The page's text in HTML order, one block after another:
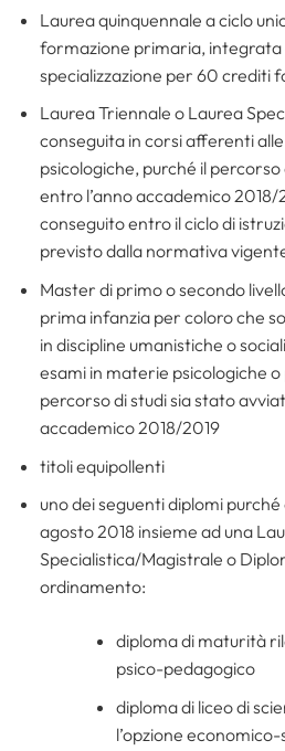
Laurea quinquennale a ciclo
formazione primaria, integrata
specializzazione per 60 crediti
Laurea Triennale o Laurea
conseguita in corsi afferenti
psicologiche, purché il
entro l’anno accademico 2018/
conseguito entro il ciclo di
previsto dalla normativa
Master di primo o secondo
prima infanzia per coloro che
in discipline umanistiche o
esami in materie psicologiche
percorso di studi sia stato
accademico 2018/2019
titoli equipollenti
uno dei seguenti diplomi
agosto 2018 insieme ad una
Specialistica/Magistrale o
ordinamento:
diploma di maturità
psico-pedagogico
diploma di liceo di
l’opzione economico-